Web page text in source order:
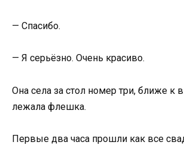
— Спасибо.
— Я серьёзно. Очень красиво.
Она села за стол номер три, ближе к
лежала флешка.
Первые два часа прошли как все